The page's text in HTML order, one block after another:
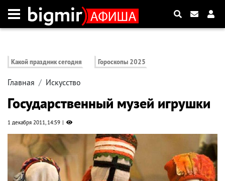
Какой праздник сегодня Гороскопы 2025
Главная Искусство
Государственный музей игрушки
1 декабря 2011, 14:59